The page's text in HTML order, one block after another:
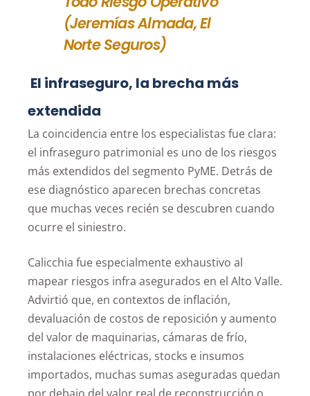
(Jeremías Almada, El
Norte Seguros)
El infraseguro, la brecha más
extendida
La coincidencia entre los especialistas fue clara:
el infraseguro patrimonial es uno de los riesgos
más extendidos del segmento PyME. Detrás de
ese diagnóstico aparecen brechas concretas
que muchas veces recién se descubren cuando
ocurre el siniestro.
Calicchia fue especialmente exhaustivo al
mapear riesgos infra asegurados en el Alto Valle.
Advirtió que, en contextos de inflación,
devaluación de costos de reposición y aumento
del valor de maquinarias, cámaras de frío,
instalaciones eléctricas, stocks e insumos
importados, muchas sumas aseguradas quedan